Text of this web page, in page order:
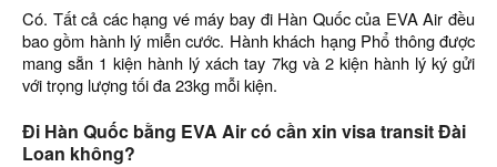
Có. Tất cả các hạng vé máy bay đi Hàn Quốc của EVA Air đều
bao gồm hành lý miễn cước. Hành khách hạng Phổ thông được
mang sẵn 1 kiện hành lý xách tay 7kg và 2 kiện hành lý ký gửi
với trọng lượng tối đa 23kg mỗi kiện.
Đi Hàn Quốc bằng EVA Air có cần xin visa transit Đài
Loan không?